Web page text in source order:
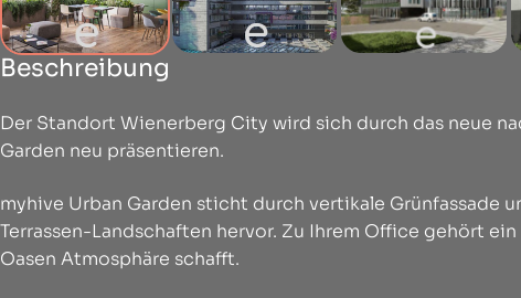
Beschreibung
Der Standort Wienerberg City wird sich durch das neue
Garden neu präsentieren.
myhive Urban Garden sticht durch vertikale Grünfassade
Terrassen-Landschaften hervor. Zu Ihrem Office gehört
Oasen Atmosphäre schafft.